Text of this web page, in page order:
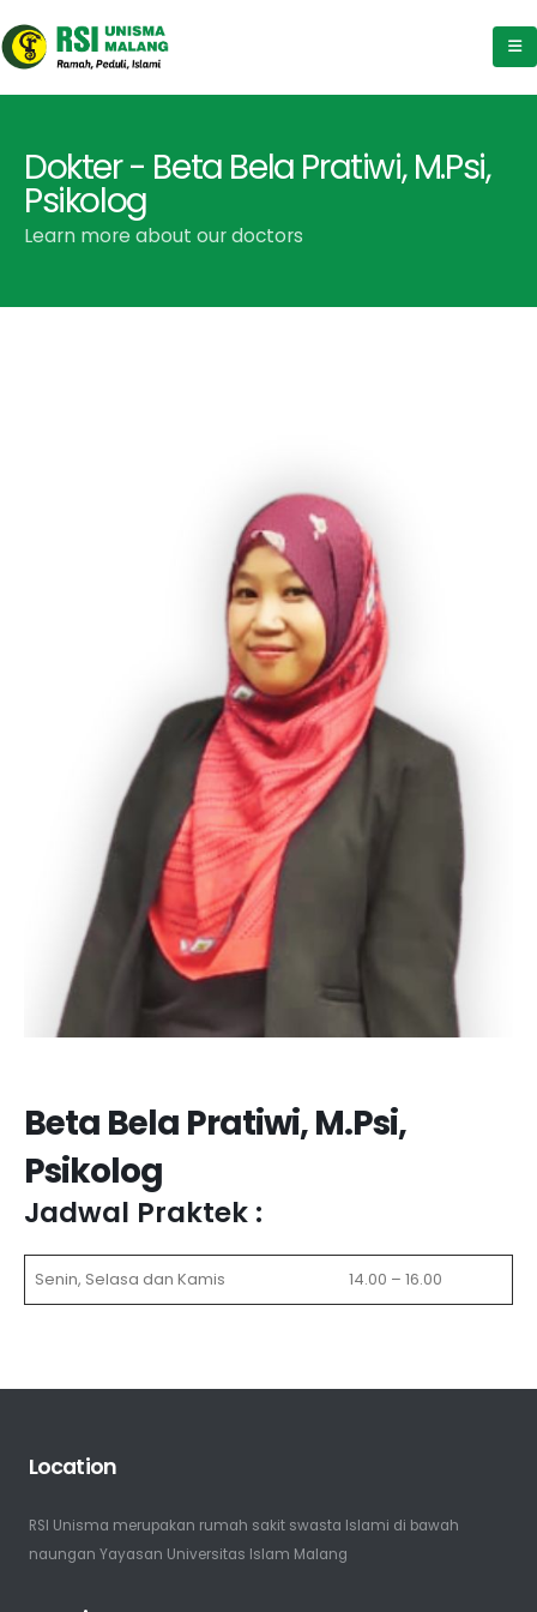
Dokter - Beta Bela Pratiwi, M.Psi,
Psikolog
Learn more about our doctors
Beta Bela Pratiwi, M.Psi,
Psikolog
Jadwal Praktek :
Senin, Selasa dan Kamis 14.00 – 16.00
Location
RSI Unisma merupakan rumah sakit swasta Islami di bawah
naungan Yayasan Universitas Islam Malang